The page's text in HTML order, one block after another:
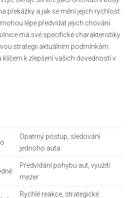
překážky a jak se mění jejich rychlost.
lépe předvídat jejich chování.
má své specifické charakteristiky
strategii aktuálním podmínkám.
k zlepšení vašich dovedností v
Opatrný postup, sledování
jednoho auta
Předvídání pohybu aut, využití
mezer
Rychlé reakce, strategické